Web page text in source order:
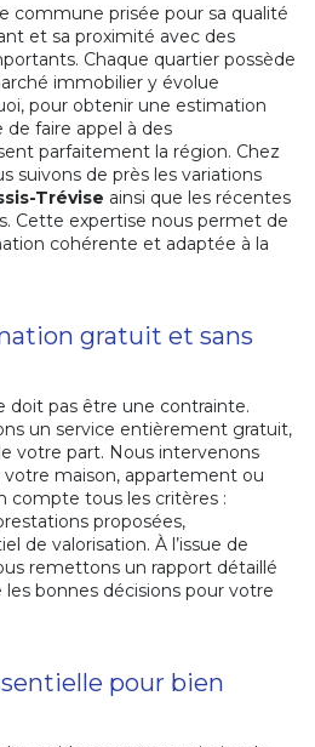
commune prisée pour sa qualité
et sa proximité avec des
Chaque quartier possède
immobilier y évolue
pour obtenir une estimation
de faire appel à des
parfaitement la région. Chez
suivons de près les variations
Trévise ainsi que les récentes
Cette expertise nous permet de
cohérente et adaptée à la
gratuit et sans
doit pas être une contrainte.
un service entièrement gratuit,
votre part. Nous intervenons
maison, appartement ou
compte tous les critères :
proposées,
de valorisation. À l’issue de
remettons un rapport détaillé
les bonnes décisions pour votre
pour bien